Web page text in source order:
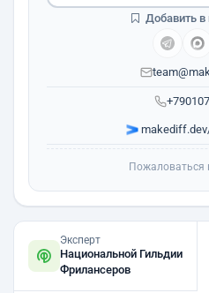
Добавить в
Пожаловаться
Эксперт
Национальной Гильдии
Фрилансеров